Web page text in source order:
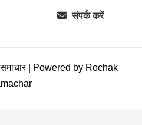
संपर्क करें
| Powered by Rochak